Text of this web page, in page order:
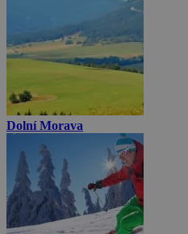
Dolní Morava